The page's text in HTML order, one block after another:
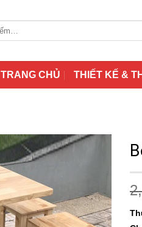
TRANG CHỦ THIẾT KẾ &